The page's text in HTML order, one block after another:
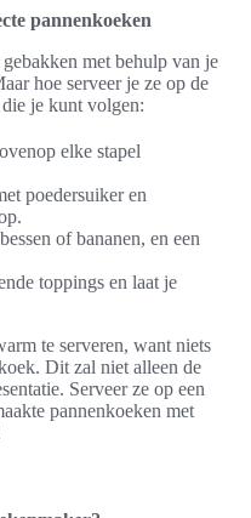
pannenkoeken
met behulp van je
hoe serveer je ze op de
je kunt volgen:
elke stapel
poedersuiker en
of bananen, en een
toppings en laat je
te serveren, want niets
Dit zal niet alleen de
Serveer ze op een
pannenkoeken met